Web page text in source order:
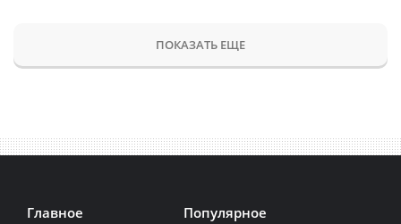
ПОКАЗАТЬ ЕЩЕ
Главное Популярное